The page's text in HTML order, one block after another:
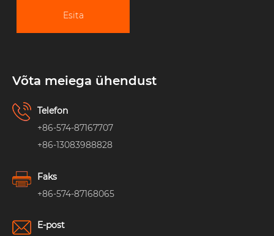
Esita
Võta meiega ühendust
Telefon
+86-574-87167707
+86-13083988828
Faks
+86-574-87168065
E-post